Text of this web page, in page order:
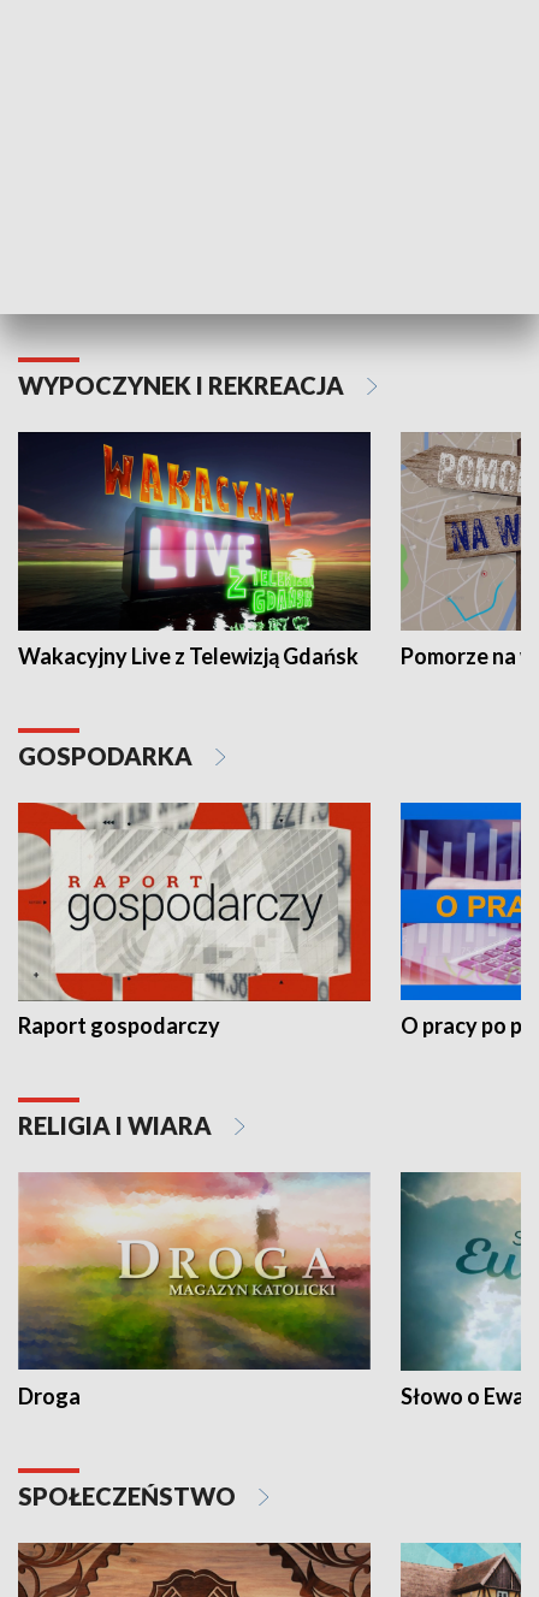
WYPOCZYNEK I REKREACJA
Wakacyjny Live z Telewizją Gdańsk Pomorze na
GOSPODARKA
Raport gospodarczy O pracy po
RELIGIA I WIARA
Droga Słowo o
SPOŁECZEŃSTWO